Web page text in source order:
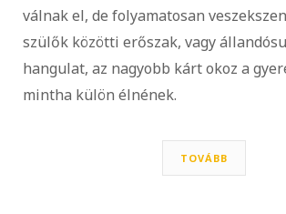
válnak el, de folyamatosan
szülők közötti erőszak, vagy
hangulat, az nagyobb kárt okoz a
mintha külön élnének.
TOVÁBB